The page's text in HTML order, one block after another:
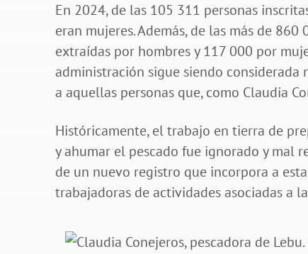
En 2024, de las 105 311 personas
eran mujeres. Además, de las más de
extraídas por hombres y 117 000 por
administración sigue siendo considerada
a aquellas personas que, como Claudia
Históricamente, el trabajo en tierra de
y ahumar el pescado fue ignorado y mal
de un nuevo registro que incorpora a
trabajadoras de actividades asociadas a